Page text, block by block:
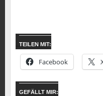
TEILEN MIT:
Facebook
GEFÄLLT MIR: